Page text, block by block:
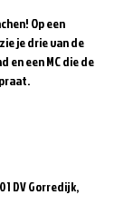
Op een
je drie van de
en een MC die de
DV Gorredijk,